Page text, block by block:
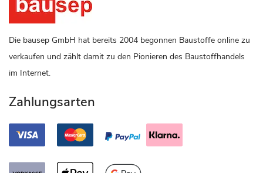
Die bausep GmbH hat bereits 2004 begonnen Baustoffe online zu
verkaufen und zählt damit zu den Pionieren des Baustoffhandels
im Internet.
Zahlungsarten